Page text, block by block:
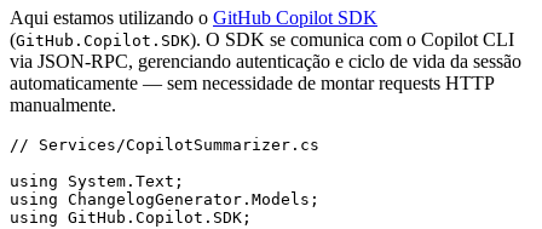
Aqui estamos utilizando o GitHub Copilot SDK
(GitHub.Copilot.SDK). O SDK se comunica com o Copilot CLI
via JSON-RPC, gerenciando autenticação e ciclo de vida da sessão
automaticamente — sem necessidade de montar requests HTTP
manualmente.
// Services/CopilotSummarizer.cs
using System . Text ;
using ChangelogGenerator . Models ;
using GitHub . Copilot . SDK ;